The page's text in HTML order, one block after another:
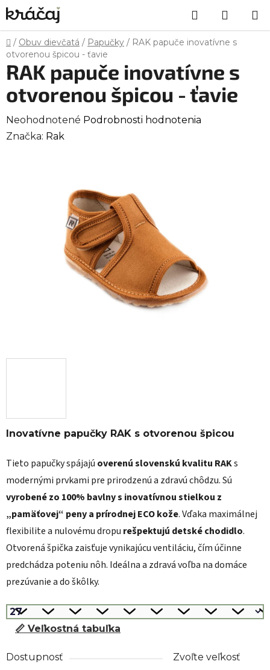
Prejsť
na
obsah
Hľadať
KOŠÍK
Domov
/ Obuv dievčatá / Papučky / RAK papuče inovatívne s
otvorenou špicou - ťavie
Inovatívne papučky RAK s otvorenou špicou
Tieto papučky spájajú overenú slovenskú kvalitu RAKs
modernými prvkami pre prirodzenú a zdravú chôdzu. Sú
vyrobené zo 100% bavlny s inovatívnou stielkou z
„pamäťovej“ peny a prírodnej ECO kože. Vďaka maximálnej
flexibilite a nulovému dropu rešpektujú detské chodidlo.
Otvorená špička zaisťuje vynikajúcu ventiláciu, čím účinne
predchádza poteniu nôh. Ideálna a zdravá voľba na domáce
prezúvanie a do škôlky.
📏 Veľkostná tabuľka
Dostupnosť
Zvoľte veľkosť
RAK papuče inovatívne s
otvorenou špicou - ťavie
Priemerné
hodnotenie
Neohodnotené Podrobnosti hodnotenia
Značka: Rak